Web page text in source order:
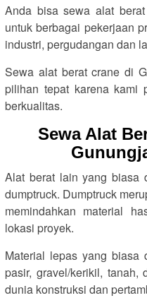
Anda bisa sewa alat
untuk berbagai pekerjaan
industri, pergudangan dan
Sewa alat berat crane di
pilihan tepat karena kami
berkualitas.
Sewa Alat
Alat berat lain yang biasa
dumptruck. Dumptruck
memindahkan material
lokasi proyek.
Material lepas yang biasa
pasir, gravel/kerikil, tanah,
dunia konstruksi dan